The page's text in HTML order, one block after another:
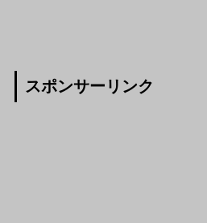
スポンサーリンク